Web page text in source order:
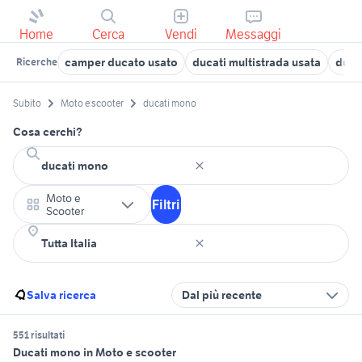
Home Cerca Vendi Messaggi
Ricerche camper ducato usato ducati multistrada usata
Subito Moto e scooter ducati mono
Cosa cerchi?
Moto e
Scooter
Filtri
Salva ricerca Dal più recente
551 risultati
Ducati mono in Moto e scooter